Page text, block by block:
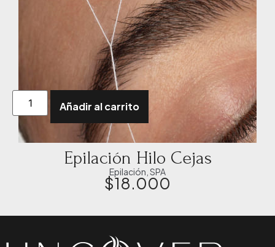
Añadir al carrito
Epilación Hilo Cejas
Epilación SPA
$18.000